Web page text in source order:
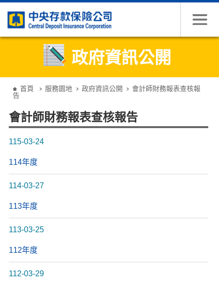
政府資訊公開
首頁 服務園地 政府資訊公開
會計師財務報表查核報
告
會計師財務報表查核報告
115-03-24
114年度
114-03-27
113年度
113-03-25
112年度
112-03-29